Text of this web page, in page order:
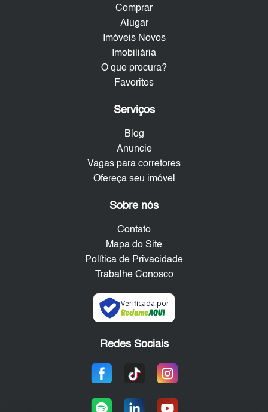
Comprar
Alugar
Imóveis Novos
Imobiliária
O que procura?
Favoritos
Serviços
Blog
Anuncie
Vagas para corretores
Ofereça seu imóvel
Sobre nós
Contato
Mapa do Site
Política de Privacidade
Trabalhe Conosco
Verificada por
Redes Sociais